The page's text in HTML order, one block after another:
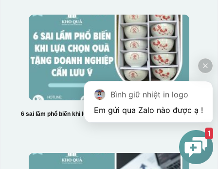
6 sai lầm phổ biến khi lựa chọn quà tặng doanh nghiệp cần lưu ý
Bình giữ nhiệt in logo
1